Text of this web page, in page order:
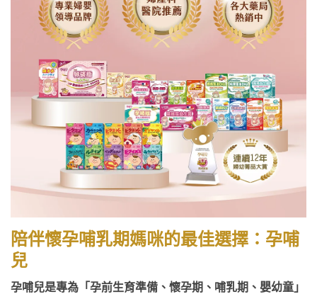
陪伴懷孕哺乳期媽咪的最佳選擇：孕哺
兒
孕哺兒是專為「孕前生育準備、懷孕期、哺乳期、嬰幼童」